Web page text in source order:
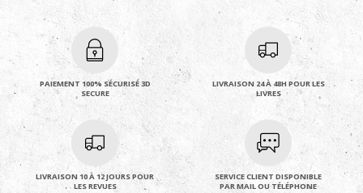
PAIEMENT 100% SÉCURISÉ 3D
SECURE
LIVRAISON 24 À 48H POUR LES
LIVRES
LIVRAISON 10 À 12 JOURS POUR
LES REVUES
SERVICE CLIENT DISPONIBLE
PAR MAIL OU TÉLÉPHONE